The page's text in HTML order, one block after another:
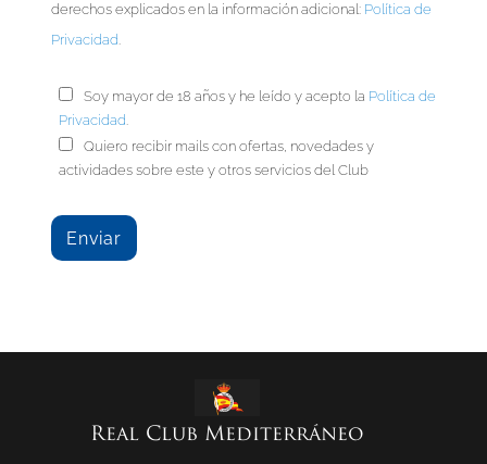
derechos explicados en la información adicional: Política de
Privacidad.
Soy mayor de 18 años y he leído y acepto la Política de
Privacidad.
Quiero recibir mails con ofertas, novedades y
actividades sobre este y otros servicios del Club
Real Club Mediterráneo